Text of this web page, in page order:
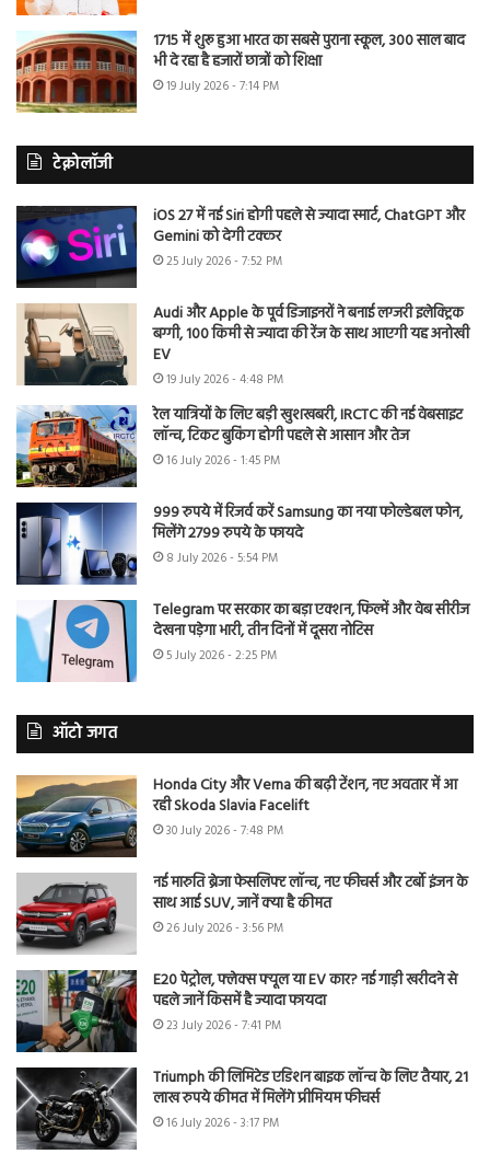
1715 में शुरू हुआ भारत का सबसे पुराना स्कूल, 300 साल बाद
भी दे रहा है हजारों छात्रों को शिक्षा
19 July 2026 - 7:14 PM
टेक्नोलॉजी
iOS 27 में नई Siri होगी पहले से ज्यादा स्मार्ट, ChatGPT और
Gemini को देगी टक्कर
25 July 2026 - 7:52 PM
Audi और Apple के पूर्व डिजाइनरों ने बनाई लग्जरी इलेक्ट्रिक
बग्गी, 100 किमी से ज्यादा की रेंज के साथ आएगी यह अनोखी
EV
19 July 2026 - 4:48 PM
रेल यात्रियों के लिए बड़ी खुशखबरी, IRCTC की नई वेबसाइट
लॉन्च, टिकट बुकिंग होगी पहले से आसान और तेज
16 July 2026 - 1:45 PM
999 रुपये में रिजर्व करें Samsung का नया फोल्डेबल फोन,
मिलेंगे 2799 रुपये के फायदे
8 July 2026 - 5:54 PM
Telegram पर सरकार का बड़ा एक्शन, फिल्में और वेब सीरीज
देखना पड़ेगा भारी, तीन दिनों में दूसरा नोटिस
5 July 2026 - 2:25 PM
ऑटो जगत
Honda City और Verna की बढ़ी टेंशन, नए अवतार में आ
रही Skoda Slavia Facelift
30 July 2026 - 7:48 PM
नई मारुति ब्रेजा फेसलिफ्ट लॉन्च, नए फीचर्स और टर्बो इंजन के
साथ आई SUV, जानें क्या है कीमत
26 July 2026 - 3:56 PM
E20 पेट्रोल, फ्लेक्स फ्यूल या EV कार? नई गाड़ी खरीदने से
पहले जानें किसमें है ज्यादा फायदा
23 July 2026 - 7:41 PM
Triumph की लिमिटेड एडिशन बाइक लॉन्च के लिए तैयार, 21
लाख रुपये कीमत में मिलेंगे प्रीमियम फीचर्स
16 July 2026 - 3:17 PM